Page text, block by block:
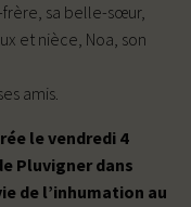
sa belle-sœur,
et nièce, Noa, son
amis.
le vendredi 4
Pluvigner dans
de l’inhumation au